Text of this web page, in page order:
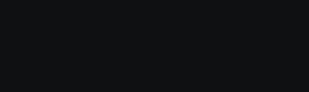
Nutzung der Utiq-
widerrufen - jederzeit
Telekommunikations-
die Lidl-Dienste)